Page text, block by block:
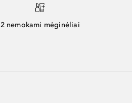
2 nemokami mėginėliai